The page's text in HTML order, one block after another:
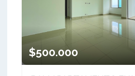
$500.000